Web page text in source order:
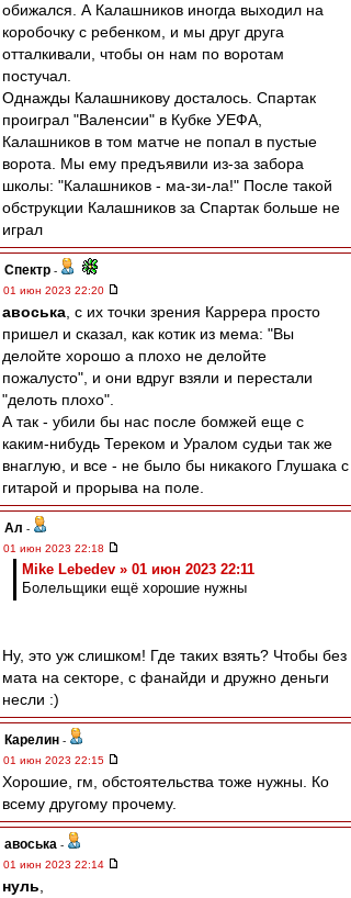
обижался. А Калашников иногда выходил на
коробочку с ребенком, и мы друг друга
отталкивали, чтобы он нам по воротам
постучал.
Однажды Калашникову досталось. Спартак
проиграл "Валенсии" в Кубке УЕФА,
Калашников в том матче не попал в пустые
ворота. Мы ему предъявили из-за забора
школы: "Калашников - ма-зи-ла!" После такой
обструкции Калашников за Спартак больше не
играл
Спектр -
01 июн 2023 22:20
авоська , с их точки зрения Каррера просто
пришел и сказал, как котик из мема: "Вы
делойте хорошо а плохо не делойте
пожалусто", и они вдруг взяли и перестали
"делоть плохо".
А так - убили бы нас после бомжей еще с
каким-нибудь Тереком и Уралом судьи так же
внаглую, и все - не было бы никакого Глушака с
гитарой и прорыва на поле.
Ал -
01 июн 2023 22:18
Mike Lebedev » 01 июн 2023 22:11
Болельщики ещё хорошие нужны
Ну, это уж слишком! Где таких взять? Чтобы без
мата на секторе, с фанайди и дружно деньги
несли :)
Карелин -
01 июн 2023 22:15
Хорошие, гм, обстоятельства тоже нужны. Ко
всему другому прочему.
авоська -
01 июн 2023 22:14
нуль